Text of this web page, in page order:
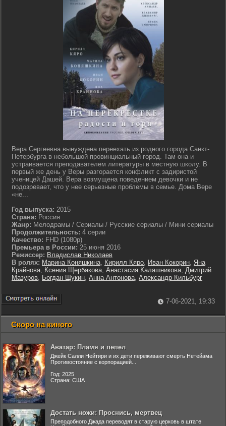
Вера Сергеевна вынуждена переехать из родного города Санкт-
Петербурга в небольшой провинциальный город. Там она и
устраивается преподавателем литературы в местную школу. В
первый же день у Веры разгорается конфликт с задиристой
ученицей Дашей. Вера возмущена поведением девочки и не
подозревает, что у нее серьезные проблемы в семье. Дома Вере
«не...
Год выпуска: 2015
Страна: Россия
Жанр: Мелодрамы / Сериалы / Русские сериалы / Мини сериалы
Продолжительность: 4 серии
Качество: FHD (1080p)
Премьера в России: 25 июня 2016
Режиссер: Владислав Николаев
В ролях: Марина Коняшкина, Кирилл Кяро, Иван Кокорин, Яна
Крайнова, Ксения Щербакова, Анастасия Калашникова, Дмитрий
Мазуров, Богдан Щукин, Анна Антонова, Александр Кильбург
7-06-2021, 19:33
Скоро на киного
Аватар: Пламя и пепел
Джейк Салли Нейтири и их дети переживают смерть Нетейама
Противостояние с корпорацией...
Год: 2025
Страна: США
Достать ножи: Проснись, мертвец
Преподобного Джада переводят в старую церковь в штате